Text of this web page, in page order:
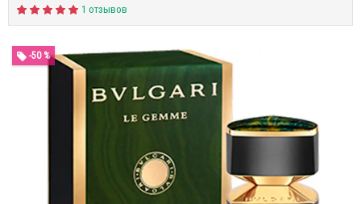
1 отзывов
-50 %